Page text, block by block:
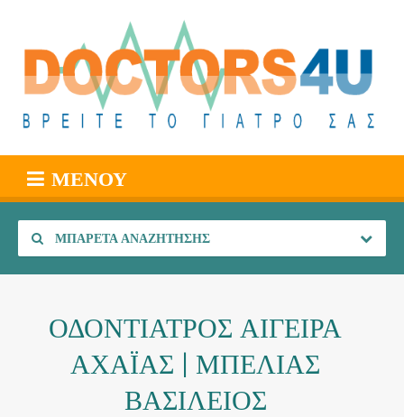
ΜΕΝΟΎ
ΜΠΑΡΈΤΑ ΑΝΑΖΉΤΗΣΗΣ
ΟΔΟΝΤΙΑΤΡΟΣ ΑΙΓΕΙΡΑ
ΑΧΑΪΑΣ | ΜΠΕΛΙΑΣ
ΒΑΣΙΛΕΙΟΣ